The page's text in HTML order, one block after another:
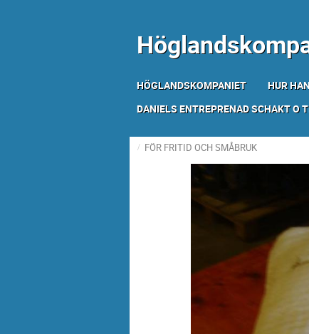
HÖGLANDSKOMPANIET HUR
DANIELS ENTREPRENAD SCHAKT O
FÖR FRITID OCH SMÅBRUK